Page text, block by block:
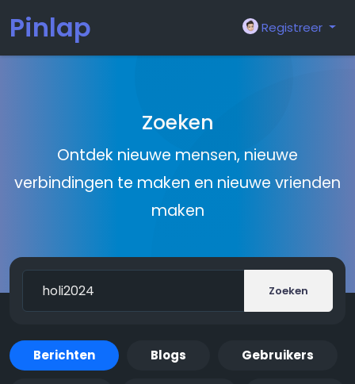
Pinlap Registreer
Zoeken
Ontdek nieuwe mensen, nieuwe
verbindingen te maken en nieuwe vrienden
maken
Zoeken
Berichten Blogs Gebruikers